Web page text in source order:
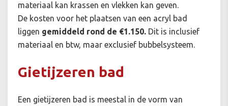
materiaal kan krassen en vlekken kan geven.
De kosten voor het plaatsen van een acryl bad
liggen gemiddeld rond de €1.150. Dit is inclusief
materiaal en btw, maar exclusief bubbelsysteem.
Gietijzeren bad
Een gietijzeren bad is meestal in de vorm van